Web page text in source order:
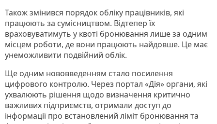
Також змінився порядок обліку працівників, які
працюють за сумісництвом. Відтепер їх
враховуватимуть у квоті бронювання лише за одним
місцем роботи, де вони працюють найдовше. Це має
унеможливити подвійний облік.
Ще одним нововведенням стало посилення
цифрового контролю. Через портал «Дія» органи, які
ухвалюють рішення щодо визначення критично
важливих підприємств, отримали доступ до
інформації про встановлений ліміт бронювання та